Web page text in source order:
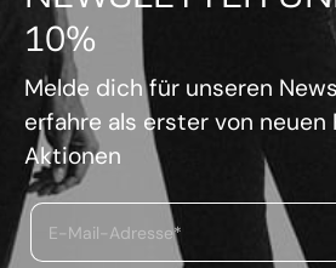
10%
Melde dich für unseren
erfahre als erster von neuen
Aktionen
E-Mail-Adresse*